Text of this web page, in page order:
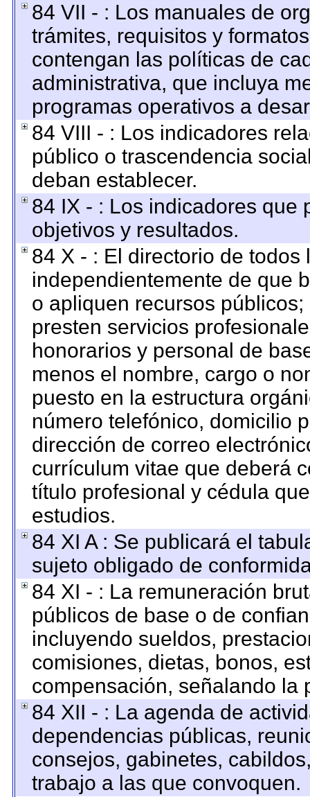
84 VII - : Los manuales de
trámites, requisitos y
contengan las políticas de
administrativa, que incluya
programas operativos a
84 VIII - : Los indicadores
público o trascendencia
deban establecer.
84 IX - : Los indicadores que
objetivos y resultados.
84 X - : El directorio de
independientemente de que
o apliquen recursos
presten servicios
honorarios y personal de
menos el nombre, cargo o
puesto en la estructura
número telefónico, domicilio
dirección de correo
currículum vitae que deberá
título profesional y cédula
estudios.
84 XI A : Se publicará el
sujeto obligado de
84 XI - : La remuneración
públicos de base o de
incluyendo sueldos,
comisiones, dietas, bonos,
compensación, señalando la
84 XII - : La agenda de
dependencias públicas,
consejos, gabinetes,
trabajo a las que convoquen.